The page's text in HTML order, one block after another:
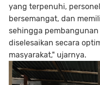
yang terpenuhi,
bersemangat, dan
sehingga
diselesaikan secara
masyarakat," ujarnya.